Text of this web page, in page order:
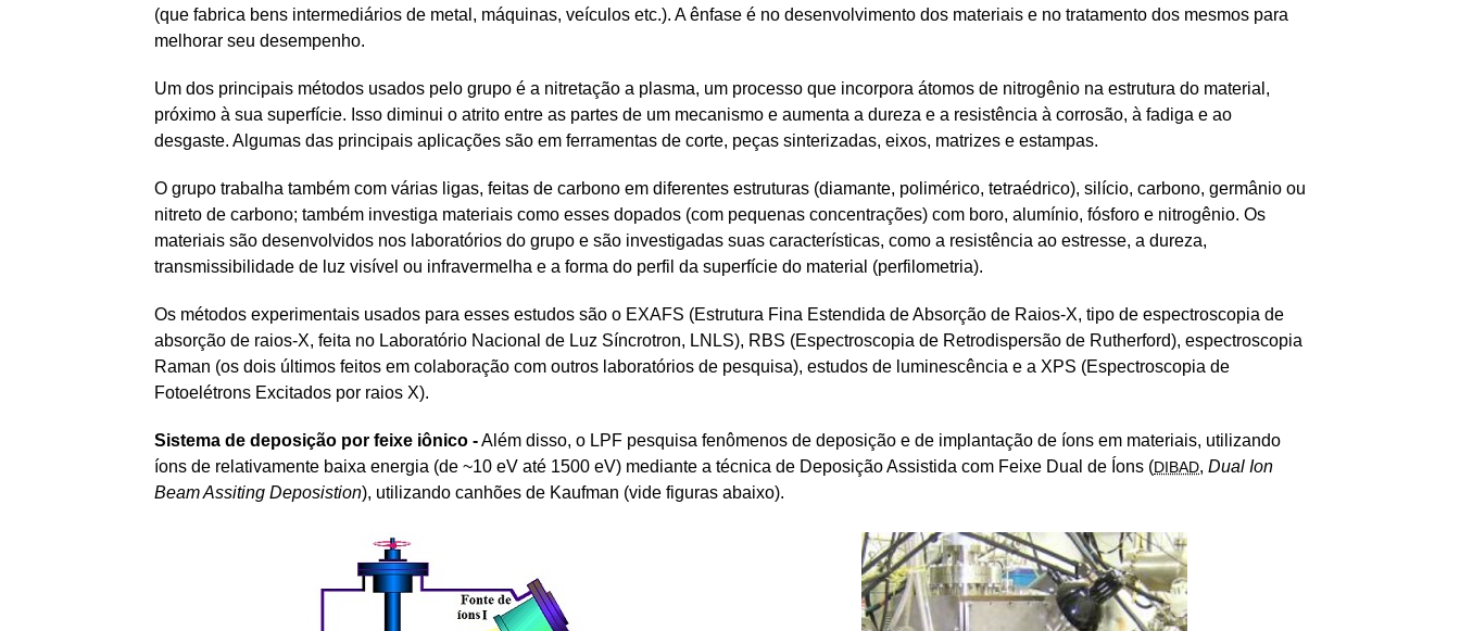
(que fabrica bens intermediários de metal, máquinas, veículos etc.). A ênfase é no desenvolvimento dos materiais e no tratamento dos mesmos para
melhorar seu desempenho.
Um dos principais métodos usados pelo grupo é a nitretação a plasma, um processo que incorpora átomos de nitrogênio na estrutura do material,
próximo à sua superfície. Isso diminui o atrito entre as partes de um mecanismo e aumenta a dureza e a resistência à corrosão, à fadiga e ao
desgaste. Algumas das principais aplicações são em ferramentas de corte, peças sinterizadas, eixos, matrizes e estampas.
O grupo trabalha também com várias ligas, feitas de carbono em diferentes estruturas (diamante, polimérico, tetraédrico), silício, carbono, germânio ou
nitreto de carbono; também investiga materiais como esses dopados (com pequenas concentrações) com boro, alumínio, fósforo e nitrogênio. Os
materiais são desenvolvidos nos laboratórios do grupo e são investigadas suas características, como a resistência ao estresse, a dureza,
transmissibilidade de luz visível ou infravermelha e a forma do perfil da superfície do material (perfilometria).
Os métodos experimentais usados para esses estudos são o EXAFS (Estrutura Fina Estendida de Absorção de Raios-X, tipo de espectroscopia de
absorção de raios-X, feita no Laboratório Nacional de Luz Síncrotron, LNLS), RBS (Espectroscopia de Retrodispersão de Rutherford), espectroscopia
Raman (os dois últimos feitos em colaboração com outros laboratórios de pesquisa), estudos de luminescência e a XPS (Espectroscopia de
Fotoelétrons Excitados por raios X).
Sistema de deposição por feixe iônico -Além disso, o LPF pesquisa fenômenos de deposição e de implantação de íons em materiais, utilizando
íons de relativamente baixa energia (de ~10 eV até 1500 eV) mediante a técnica de Deposição Assistida com Feixe Dual de Íons (DIBAD, Dual Ion
Beam Assiting Deposistion), utilizando canhões de Kaufman (vide figuras abaixo).